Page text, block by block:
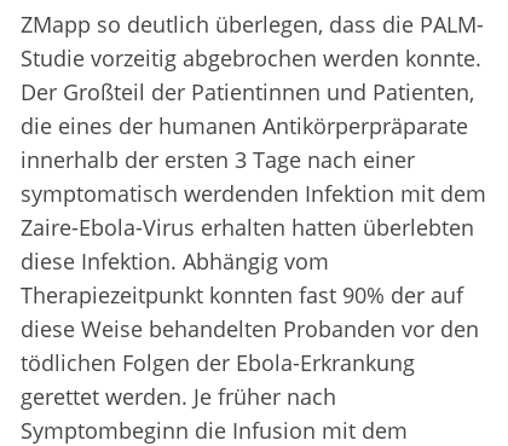
ZMapp so deutlich überlegen, dass die PALM-
Studie vorzeitig abgebrochen werden konnte.
Der Großteil der Patientinnen und Patienten,
die eines der humanen Antikörperpräparate
innerhalb der ersten 3 Tage nach einer
symptomatisch werdenden Infektion mit dem
Zaire-Ebola-Virus erhalten hatten überlebten
diese Infektion. Abhängig vom
Therapiezeitpunkt konnten fast 90% der auf
diese Weise behandelten Probanden vor den
tödlichen Folgen der Ebola-Erkrankung
gerettet werden. Je früher nach
Symptombeginn die Infusion mit dem